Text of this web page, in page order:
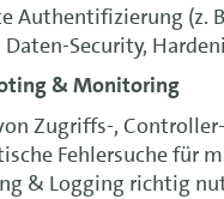
Authentifizierung (z.
Security,
& Monitoring
Zugriffs-,
Fehlersuche für
& Logging richtig